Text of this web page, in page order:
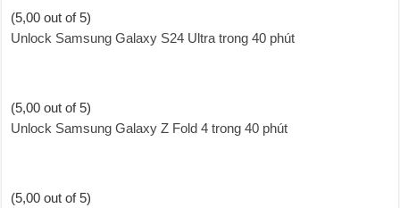
(5,00 out of 5)
Unlock Samsung Galaxy S24 Ultra trong 40 phút
(5,00 out of 5)
Unlock Samsung Galaxy Z Fold 4 trong 40 phút
(5,00 out of 5)